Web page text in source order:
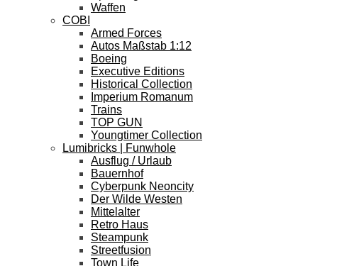
Waffen
COBI
Armed Forces
Autos Maßstab 1:12
Boeing
Executive Editions
Historical Collection
Imperium Romanum
Trains
TOP GUN
Youngtimer Collection
Lumibricks | Funwhole
Ausflug / Urlaub
Bauernhof
Cyberpunk Neoncity
Der Wilde Westen
Mittelalter
Retro Haus
Steampunk
Streetfusion
Town Life